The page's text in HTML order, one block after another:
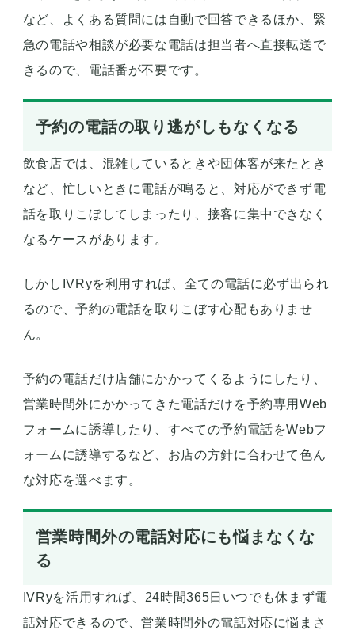
など、よくある質問には自動で回答できるほか、緊
急の電話や相談が必要な電話は担当者へ直接転送で
きるので、電話番が不要です。
予約の電話の取り逃がしもなくなる
飲食店では、混雑しているときや団体客が来たとき
など、忙しいときに電話が鳴ると、対応ができず電
話を取りこぼしてしまったり、接客に集中できなく
なるケースがあります。
しかしIVRyを利用すれば、全ての電話に必ず出られ
るので、予約の電話を取りこぼす心配もありませ
ん。
予約の電話だけ店舗にかかってくるようにしたり、
営業時間外にかかってきた電話だけを予約専用Web
フォームに誘導したり、すべての予約電話をWebフ
ォームに誘導するなど、お店の方針に合わせて色ん
な対応を選べます。
営業時間外の電話対応にも悩まなくな
る
IVRyを活用すれば、24時間365日いつでも休まず電
話対応できるので、営業時間外の電話対応に悩まさ